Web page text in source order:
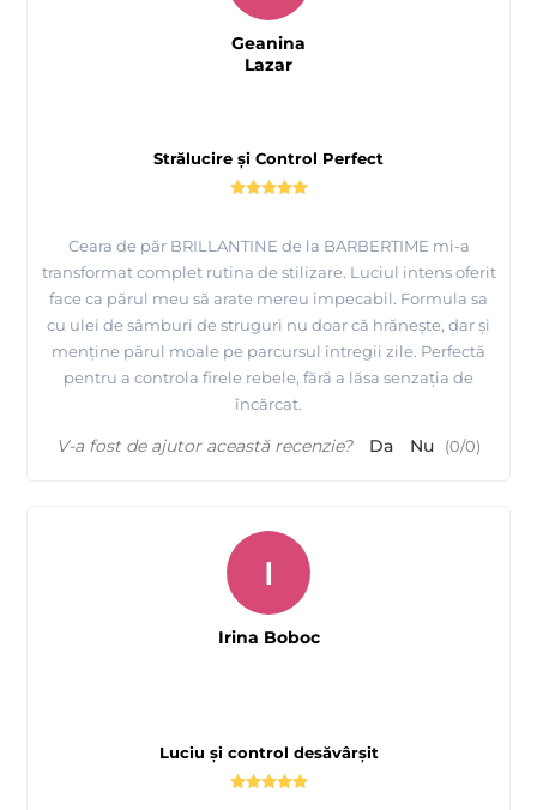
Strălucire și Control Perfect
Ceara de păr BRILLANTINE de la BARBERTIME mi-a
transformat complet rutina de stilizare. Luciul intens oferit
face ca părul meu să arate mereu impecabil. Formula sa
cu ulei de sâmburi de struguri nu doar că hrănește, dar și
menține părul moale pe parcursul întregii zile. Perfectă
pentru a controla firele rebele, fără a lăsa senzația de
încărcat.
Geanina
Lazar
V-a fost de ajutor această recenzie? Da Nu (0/0)
Luciu și control desăvârșit
I
Irina Boboc